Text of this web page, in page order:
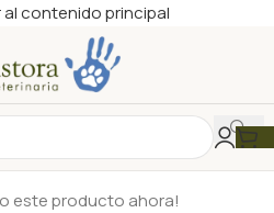
al contenido principal
este producto ahora!